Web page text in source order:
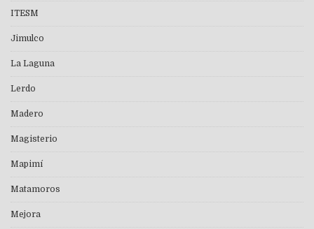
ITESM
Jimulco
La Laguna
Lerdo
Madero
Magisterio
Mapimí
Matamoros
Mejora